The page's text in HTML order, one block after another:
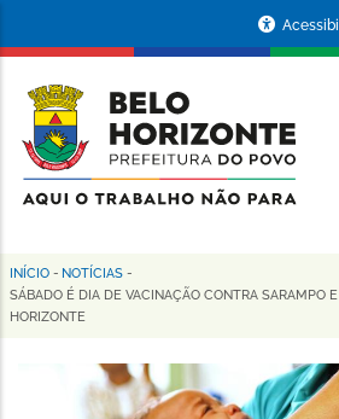
conteúdo
principal
da
Prefeitura
de
Horizonte
Trilha
de
navegação
INÍCIO - NOTÍCIAS -
SÁBADO É DIA DE VACINAÇÃO CONTRA SARAMPO
HORIZONTE